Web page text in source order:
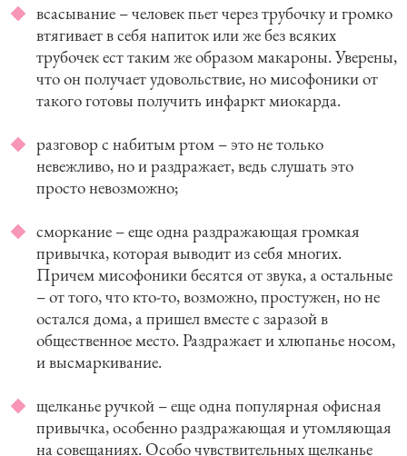
всасывание – человек пьет через трубочку и громко
втягивает в себя напиток или же без всяких
трубочек ест таким же образом макароны. Уверены,
что он получает удовольствие, но мисофоники от
такого готовы получить инфаркт миокарда.
разговор с набитым ртом – это не только
невежливо, но и раздражает, ведь слушать это
просто невозможно;
сморкание – еще одна раздражающая громкая
привычка, которая выводит из себя многих.
Причем мисофоники бесятся от звука, а остальные
– от того, что кто-то, возможно, простужен, но не
остался дома, а пришел вместе с заразой в
общественное место. Раздражает и хлюпанье носом,
и высмаркивание.
щелканье ручкой – еще одна популярная офисная
привычка, особенно раздражающая и утомляющая
на совещаниях. Особо чувствительных щелканье